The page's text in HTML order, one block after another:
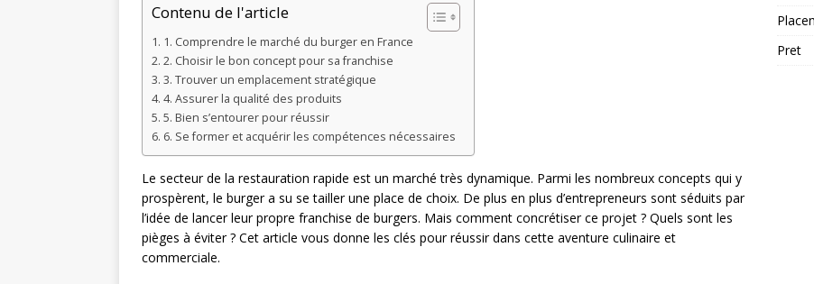
Contenu de l'article
1. Comprendre le marché du burger en France
2. Choisir le bon concept pour sa franchise
3. Trouver un emplacement stratégique
4. Assurer la qualité des produits
5. Bien s’entourer pour réussir
6. Se former et acquérir les compétences nécessaires
Le secteur de la restauration rapide est un marché très dynamique. Parmi les nombreux concepts qui y
prospèrent, le burger a su se tailler une place de choix. De plus en plus d’entrepreneurs sont séduits par
l’idée de lancer leur propre franchise de burgers. Mais comment concrétiser ce projet ? Quels sont les
pièges à éviter ? Cet article vous donne les clés pour réussir dans cette aventure culinaire et
commerciale.
Pret